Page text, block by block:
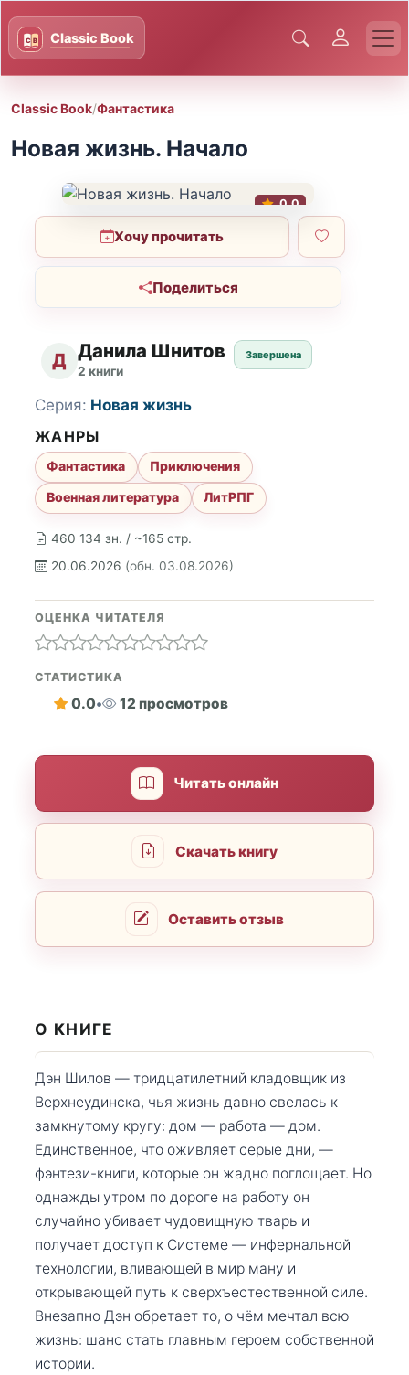
Classic Book/Фантастика
Новая жизнь. Начало
0.0
Хочу прочитать
Поделиться
Д Данила Шнитов
2 книги
Завершена
460 134 зн. / ~165 стр.
20.06.2026 (обн. 03.08.2026)
Серия: Новая жизнь
ЖАНРЫ
Фантастика
Приключения
Военная литература
ЛитРПГ
ОЦЕНКА ЧИТАТЕЛЯ
СТАТИСТИКА
0.0• 12 просмотров
Читать онлайн
Скачать книгу
Оставить отзыв
О КНИГЕ
Дэн Шилов — тридцатилетний кладовщик из
Верхнеудинска, чья жизнь давно свелась к
замкнутому кругу: дом — работа — дом.
Единственное, что оживляет серые дни, —
фэнтези-книги, которые он жадно поглощает. Но
однажды утром по дороге на работу он
случайно убивает чудовищную тварь и
получает доступ к Системе — инфернальной
технологии, вливающей в мир ману и
открывающей путь к сверхъестественной силе.
Внезапно Дэн обретает то, о чём мечтал всю
жизнь: шанс стать главным героем собственной
истории.